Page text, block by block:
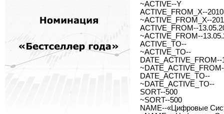
~ACTIVE--Y
ACTIVE_FROM_X--
~ACTIVE_FROM_X--
ACTIVE_FROM--
~ACTIVE_FROM--
ACTIVE_TO--
~ACTIVE_TO--
DATE_ACTIVE_FROM--
DATE_ACTIVE_TO--
~DATE_ACTIVE_TO--
SORT--500
~SORT--500
NAME--«Цифровые